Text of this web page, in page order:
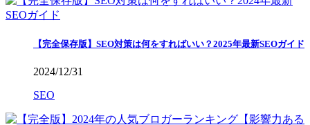
【完全保存版】SEO対策は何をすればいい？2025年最新SEOガイド
2024/12/31
SEO